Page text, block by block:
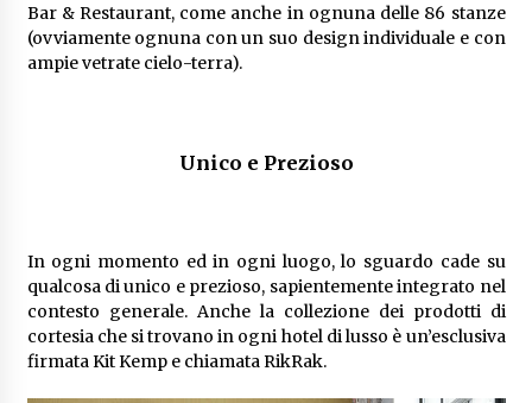
Bar & Restaurant, come anche in ognuna delle 86 stanze
(ovviamente ognuna con un suo design individuale e con
ampie vetrate cielo-terra).
Unico e Prezioso
In ogni momento ed in ogni luogo, lo sguardo cade su
qualcosa di unico e prezioso, sapientemente integrato nel
contesto generale. Anche la collezione dei prodotti di
cortesia che si trovano in ogni hotel di lusso è un’esclusiva
firmata Kit Kemp e chiamata RikRak.